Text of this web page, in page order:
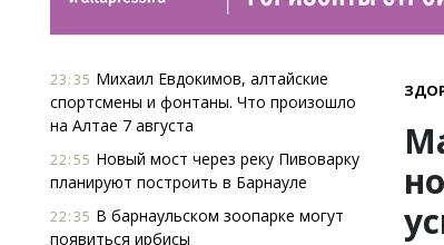
23:35 Михаил Евдокимов, алтайские
спортсмены и фонтаны. Что произошло
на Алтае 7 августа
22:55 Новый мост через реку Пивоварку
планируют построить в Барнауле
22:35 В барнаульском зоопарке могут
появиться ирбисы